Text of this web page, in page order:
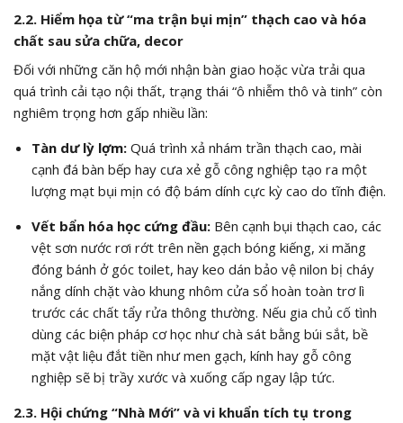
2.2. Hiểm họa từ “ma trận bụi mịn” thạch cao và hóa
chất sau sửa chữa, decor
Đối với những căn hộ mới nhận bàn giao hoặc vừa trải qua
quá trình cải tạo nội thất, trạng thái “ô nhiễm thô và tinh” còn
nghiêm trọng hơn gấp nhiều lần:
Tàn dư lỳ lợm:Quá trình xả nhám trần thạch cao, mài
cạnh đá bàn bếp hay cưa xẻ gỗ công nghiệp tạo ra một
lượng mạt bụi mịn có độ bám dính cực kỳ cao do tĩnh điện.
Vết bẩn hóa học cứng đầu:Bên cạnh bụi thạch cao, các
vệt sơn nước rơi rớt trên nền gạch bóng kiếng, xi măng
đóng bánh ở góc toilet, hay keo dán bảo vệ nilon bị cháy
nắng dính chặt vào khung nhôm cửa sổ hoàn toàn trơ lì
trước các chất tẩy rửa thông thường. Nếu gia chủ cố tình
dùng các biện pháp cơ học như chà sát bằng búi sắt, bề
mặt vật liệu đắt tiền như men gạch, kính hay gỗ công
nghiệp sẽ bị trầy xước và xuống cấp ngay lập tức.
2.3. Hội chứng “Nhà Mới” và vi khuẩn tích tụ trong